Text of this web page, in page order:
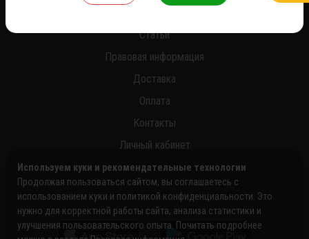
Статьи
Правовая информация
Доставка
Оплата
Контакты
Личный кабинет
Используем куки и рекомендательные технологии
Продолжая пользоваться сайтом, вы соглашаетесь с
использованием куки и политикой конфиденциальности. Это
нужно для корректной работы сайта, анализа статистики и
улучшения пользовательского опыта. Почитать подробнее